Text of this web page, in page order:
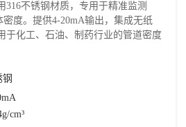
316不锈钢材质，专用于精准监测
密度。提供4-20mA输出，集成无纸
于化工、石油、制药行业的管道密度
钢
cm³